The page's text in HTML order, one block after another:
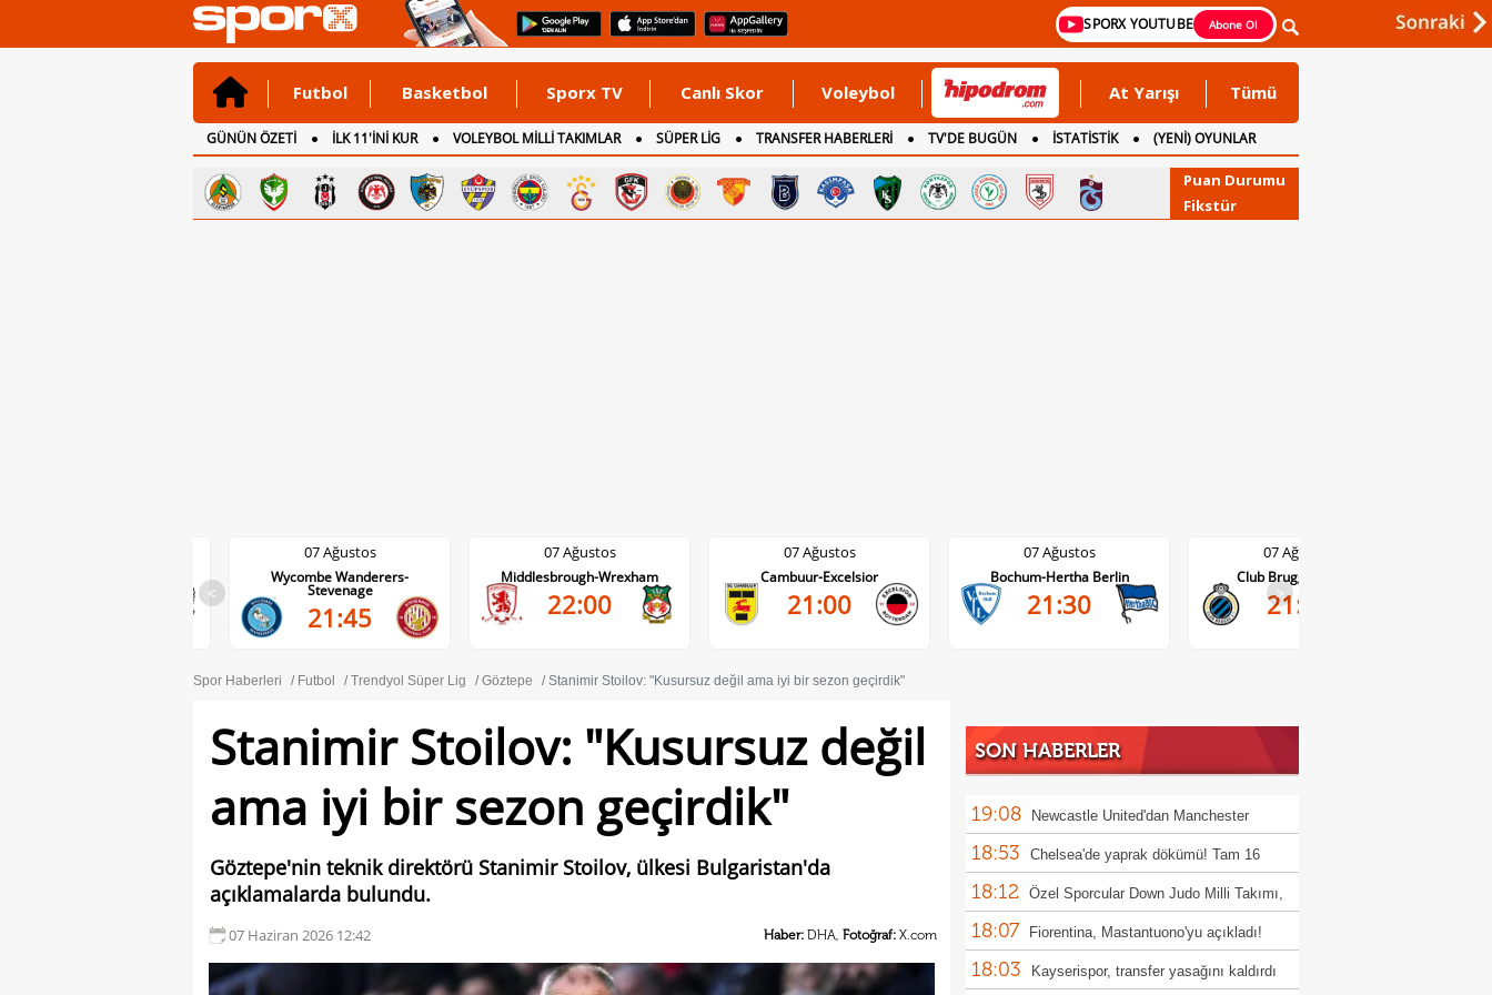
SPORX YOUTUBE Abone Ol
Futbol Basketbol Sporx TV Canlı Skor Voleybol At Yarışı Tümü
GÜNÜN ÖZETİ İLK 11'İNİ KUR VOLEYBOL MİLLİ TAKIMLAR SÜPER LİG TRANSFER HABERLERİ TV'DE BUGÜN İSTATİSTİK
(YENİ) OYUNLAR
CANLI ANLATIM
İNGİLTERE
Puan Durumu
Fikstür
<
07 Ağustos
Middlesbrough-Wrexham
22:00
07 Ağustos
Cambuur-Excelsior
21:00
07 Ağustos
Bochum-Hertha Berlin
21:30
07 Ağustos
Club Brugge-Kortrijk
21:45
07 Ağustos
Altach-WSG Tirol
20:30
>
Spor Haberleri Futbol Trendyol Süper Lig Göztepe Stanimir Stoilov: "Kusursuz değil ama iyi bir sezon geçirdik"
Stanimir Stoilov: "Kusursuz değil
ama iyi bir sezon geçirdik"
Göztepe'nin teknik direktörü Stanimir Stoilov, ülkesi Bulgaristan'da
açıklamalarda bulundu.
07 Haziran 2026 12:42 Haber: DHA, Fotoğraf: X.com
SON HABERLER
19:08 Newcastle United'dan Manchester
United'a Lewis Hall yanıtı!
18:53 Chelsea'de yaprak dökümü! Tam 16
oyuncu gönderilecek
18:12 Özel Sporcular Down Judo Milli Takımı,
İsveç'te 7 madalya kazandı
18:07 Fiorentina, Mastantuono'yu açıkladı!
18:03 Kayserispor, transfer yasağını kaldırdı